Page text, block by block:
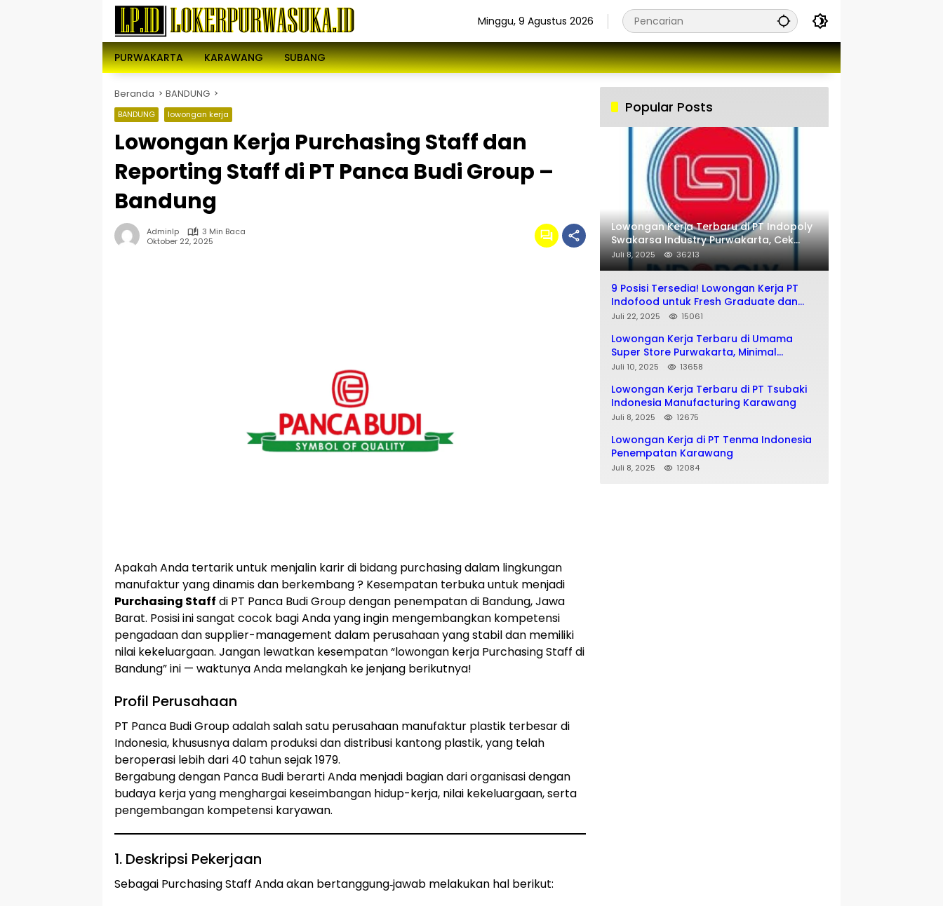
Minggu, 9 Agustus 2026
PURWAKARTA KARAWANG SUBANG
Beranda BANDUNG
BANDUNG lowongan kerja
Lowongan Kerja Purchasing Staff dan
Reporting Staff di PT Panca Budi Group –
Bandung
Adminlp
3 Min Baca
Oktober 22, 2025
Apakah Anda tertarik untuk menjalin karir di bidang purchasing dalam lingkungan
manufaktur yang dinamis dan berkembang ? Kesempatan terbuka untuk menjadi
Purchasing Staff di PT Panca Budi Group dengan penempatan di Bandung, Jawa
Barat. Posisi ini sangat cocok bagi Anda yang ingin mengembangkan kompetensi
pengadaan dan supplier-management dalam perusahaan yang stabil dan memiliki
nilai kekeluargaan. Jangan lewatkan kesempatan “lowongan kerja Purchasing Staff di
Bandung” ini — waktunya Anda melangkah ke jenjang berikutnya!
Profil Perusahaan
PT Panca Budi Group adalah salah satu perusahaan manufaktur plastik terbesar di
Indonesia, khususnya dalam produksi dan distribusi kantong plastik, yang telah
beroperasi lebih dari 40 tahun sejak 1979.
Bergabung dengan Panca Budi berarti Anda menjadi bagian dari organisasi dengan
budaya kerja yang menghargai keseimbangan hidup-kerja, nilai kekeluargaan, serta
pengembangan kompetensi karyawan.
1. Deskripsi Pekerjaan
Sebagai Purchasing Staff Anda akan bertanggung‐jawab melakukan hal berikut:
Popular Posts
Lowongan Kerja Terbaru di PT Indopoly
Swakarsa Industry Purwakarta, Cek
Selengkapnya disini
Juli 8, 2025 36213
9 Posisi Tersedia! Lowongan Kerja PT
Indofood untuk Fresh Graduate dan
Tamatan SMA SMK
Juli 22, 2025 15061
Lowongan Kerja Terbaru di Umama
Super Store Purwakarta, Minimal
Lulusan SMA SMK
Juli 10, 2025 13658
Lowongan Kerja Terbaru di PT Tsubaki
Indonesia Manufacturing Karawang
Juli 8, 2025 12675
Lowongan Kerja di PT Tenma Indonesia
Penempatan Karawang
Juli 8, 2025 12084